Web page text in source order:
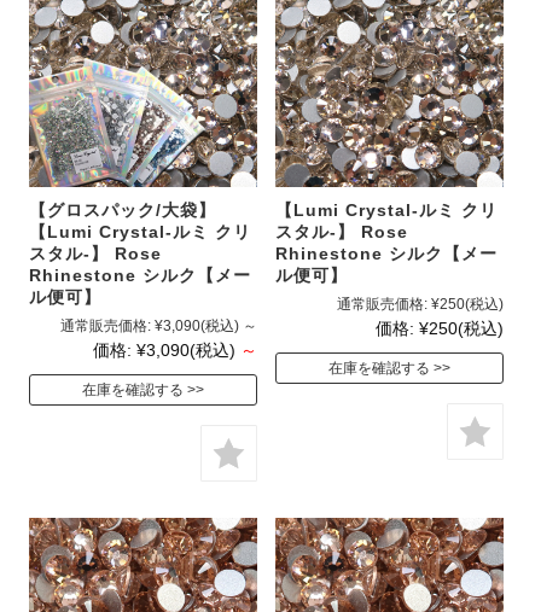
【グロスパック/大袋】
【Lumi Crystal-ルミ クリ
スタル-】 Rose
Rhinestone シルク【メー
ル便可】
通常販売価格: ¥3,090(税込) ～
価格: ¥3,090(税込) ～
在庫を確認する
【Lumi Crystal-ルミ クリ
スタル-】 Rose
Rhinestone シルク【メー
ル便可】
通常販売価格: ¥250(税込)
価格: ¥250(税込)
在庫を確認する